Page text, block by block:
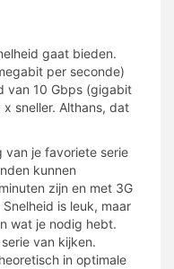
gaat bieden.
per seconde)
van 10 Gbps (gigabit
sneller. Althans, dat
van je favoriete serie
kunnen
zijn en met 3G
is leuk, maar
wat je nodig hebt.
van kijken.
in optimale